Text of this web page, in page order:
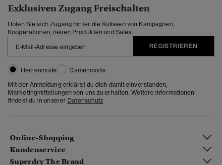
Exklusiven Zugang Freischalten
Holen Sie sich Zugang hinter die Kulissen von Kampagnen,
Kooperationen, neuen Produkten und Sales.
REGISTRIEREN
Herrenmode
Damenmode
Mit der Anmeldung erklärst du dich damit einverstanden,
Marketingmitteilungen von uns zu erhalten. Weitere Informationen
findest du in unserer Datenschutz
Online-Shopping
Kundenservice
Superdry The Brand